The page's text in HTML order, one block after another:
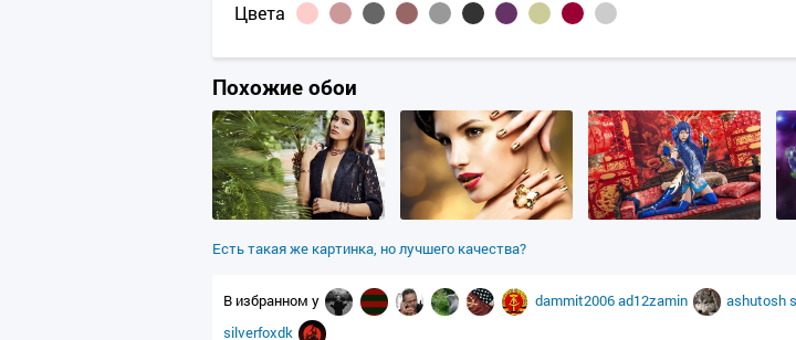
Цвета
Похожие обои
Есть такая же картинка, но лучшего качества?
В избранном у dammit2006ad12zamin ashutosh
silverfoxdk